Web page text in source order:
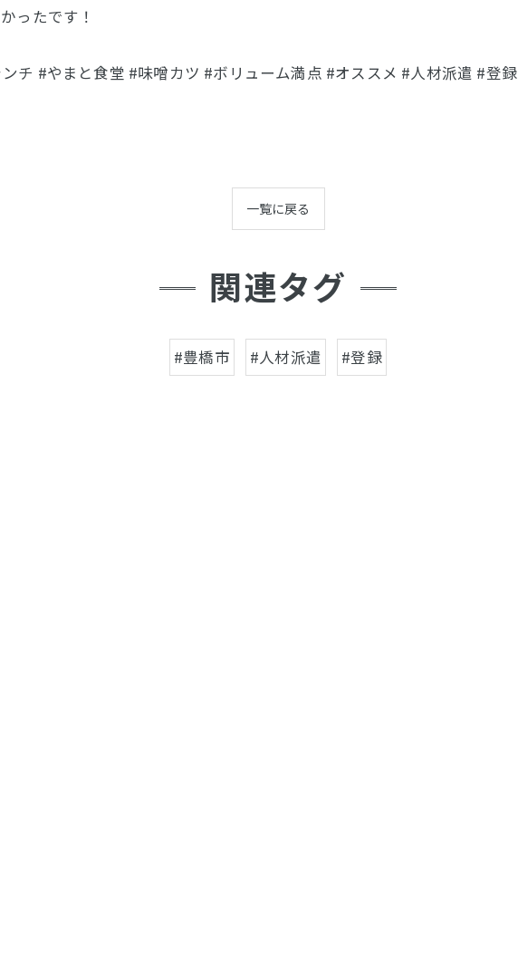
ったです！
チ #やまと食堂 #味噌カツ #ボリューム満点 #オススメ #人材派遣 #登録
一覧に戻る
関連タグ
#豊橋市 #人材派遣 #登録